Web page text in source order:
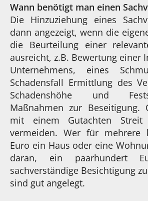
Wann benötigt man einen
Die Hinzuziehung eines
dann angezeigt, wenn die
die Beurteilung einer
ausreicht, z.B. Bewertung einer
Unternehmens, eines
Schadensfall Ermittlung des
Schadenshöhe und
Maßnahmen zur Beseitigung.
mit einem Gutachten Streit
vermeiden. Wer für mehrere
Euro ein Haus oder eine
daran, ein paarhundert
sachverständige Besichtigung
sind gut angelegt.